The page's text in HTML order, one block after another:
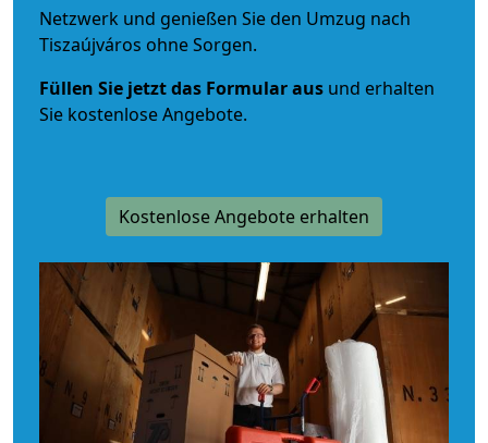
Netzwerk und genießen Sie den Umzug nach
Tiszaújváros ohne Sorgen.
Füllen Sie jetzt das Formular aus und erhalten
Sie kostenlose Angebote.
Kostenlose Angebote erhalten